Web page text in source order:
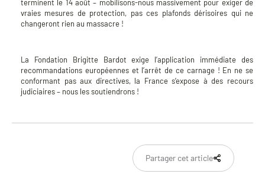
terminent le 14 août – mobilisons-nous massivement pour exiger de
vraies mesures de protection, pas ces plafonds dérisoires qui ne
changeront rien au massacre !
La Fondation Brigitte Bardot exige l’application immédiate des
recommandations européennes et l’arrêt de ce carnage ! En ne se
conformant pas aux directives, la France s’expose à des recours
judiciaires – nous les soutiendrons !
Partager cet article